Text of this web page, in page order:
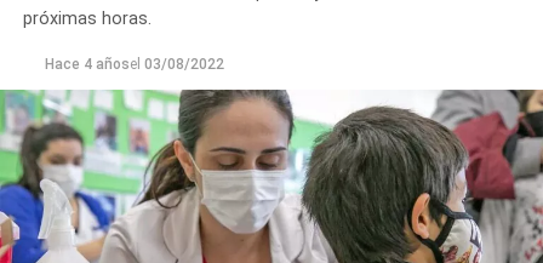
próximas horas.
Hace 4 añosel 03/08/2022